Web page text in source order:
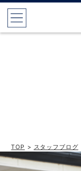
TOP > スタッフブログ